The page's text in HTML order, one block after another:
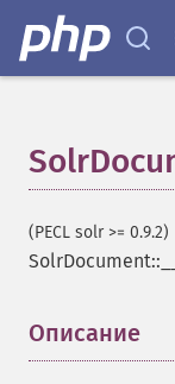
(PECL solr >= 0.9.2)
Описание